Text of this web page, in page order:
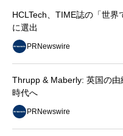
HCLTech、TIME誌の「世
に選出
PRNewswire
Thrupp & Maberly: 英国の
時代へ
PRNewswire